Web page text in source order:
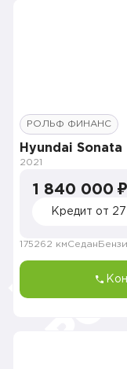
РОЛЬФ ФИНАНС
Hyundai Sonata
2021
1 840 000 ₽
Кредит от
175262 кмСедан